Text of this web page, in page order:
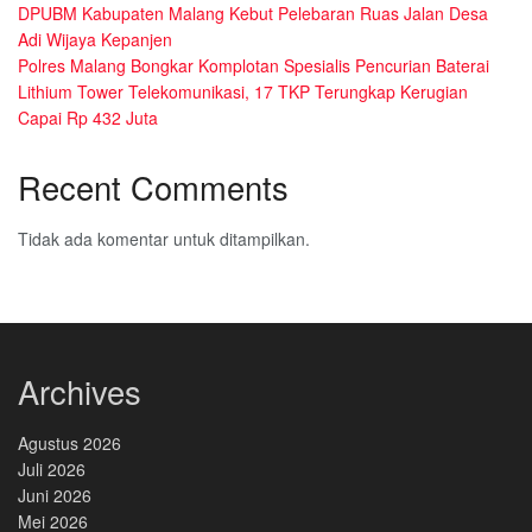
DPUBM Kabupaten Malang Kebut Pelebaran Ruas Jalan Desa
Adi Wijaya Kepanjen
Polres Malang Bongkar Komplotan Spesialis Pencurian Baterai
Lithium Tower Telekomunikasi, 17 TKP Terungkap Kerugian
Capai Rp 432 Juta
Recent Comments
Tidak ada komentar untuk ditampilkan.
Archives
Agustus 2026
Juli 2026
Juni 2026
Mei 2026